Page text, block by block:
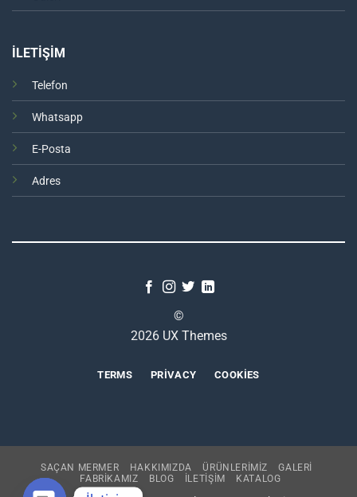
İLETİŞİM
Telefon
Whatsapp
E-Posta
Adres
©
2026 UX Themes
TERMS PRIVACY COOKIES
SAÇAN MERMER HAKKIMIZDA ÜRÜNLERİMİZ
GALERİ
FABRİKAMIZ
BLOG İLETİŞİM KATALOG